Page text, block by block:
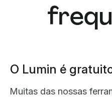
O Lumin é
Muitas das nossas